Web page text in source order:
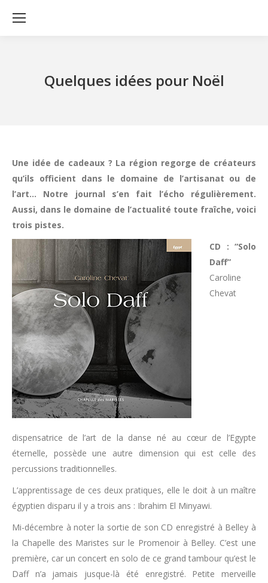
Quelques idées pour Noël
Une idée de cadeaux ? La région regorge de créateurs
qu’ils officient dans le domaine de l’artisanat ou de
l’art… Notre journal s’en fait l’écho régulièrement.
Aussi, dans le domaine de l’actualité toute fraîche, voici
trois pistes.
CD : “Solo
Daff”
Caroline
Chevat
dispensatrice de l’art de la danse né au cœur de l’Egypte
éternelle, possède une autre dimension qui est celle des
percussions traditionnelles.
L’apprentissage de ces deux pratiques, elle le doit à un maître
égyptien disparu il y a trois ans : Ibrahim El Minyawi.
Mi-décembre à noter la sortie de son CD enregistré à Belley à
la Chapelle des Maristes sur le Promenoir à Belley. C’est une
première, car un concert en solo de ce grand tambour qu’est le
Daff n’a jamais jusque-là été enregistré. Petite merveille